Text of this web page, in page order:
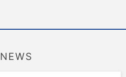
NEWS